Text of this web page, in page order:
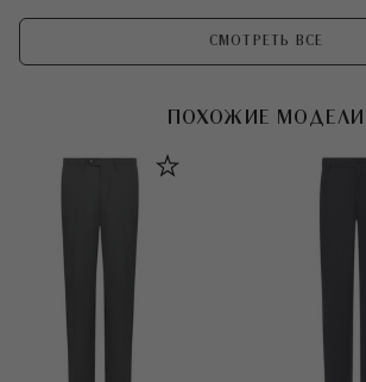
СМОТРЕТЬ ВСЕ
ПОХОЖИЕ МОДЕЛИ